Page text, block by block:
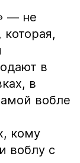
— не
в
в
вобле
кому
воблу с